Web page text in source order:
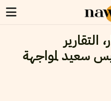
التقارير
سعيد لمواجهة